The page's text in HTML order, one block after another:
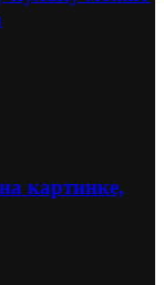
картинке,